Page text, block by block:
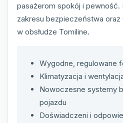
pasażerom spokój i pewność.
zakresu bezpieczeństwa
w obsłudze Tomiline.
Wygodne, regulowane
Klimatyzacja i
Nowoczesne systemy
pojazdu
Doświadczeni i